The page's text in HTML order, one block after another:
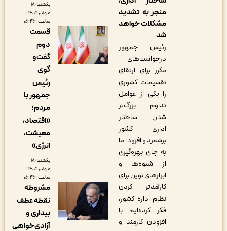
منجر به تشدید
مشکلات خواهد
رئیس جمهور
درخواست‌های
مکرر برای ارتقای
تقسیمات کشوری
را یکی از عوامل
تداوم بزرگ‌تر
شدن ساختار
اداری کشور
برشمرد و افزود: ما
به جای بهره‌گیری
از شیوه‌ها و
ابزارهای نوین برای
کارآمدتر کردن
نظام اداره کشور،
فکر کرده‌ایم با
افزودن کارمند و
مرداد, ۱۴۰۵ |
قسمت
دوم
گفت‌و
جمهور با
«اقتصاد،
معیشت،
مرداد, ۱۴۰۵ |
مشروطه
نقطه عطف
بیداری و
آزادی‌خواهی